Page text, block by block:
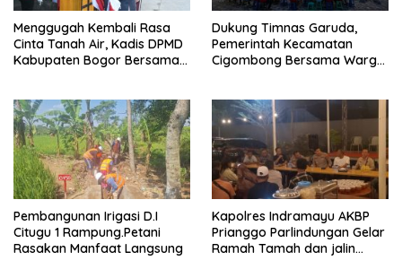
Menggugah Kembali Rasa
Cinta Tanah Air, Kadis DPMD
Kabupaten Bogor Bersama
Masyarakat Dan Pengguna
Jalan.
Dukung Timnas Garuda,
Pemerintah Kecamatan
Cigombong Bersama Warga
Pembangunan Irigasi D.I
Citugu 1 Rampung.Petani
Rasakan Manfaat Langsung
Kapolres Indramayu AKBP
Prianggo Parlindungan Gelar
Ramah Tamah dan jalin